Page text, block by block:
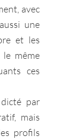
avec
une
et les
même
ces
par
mais
profils